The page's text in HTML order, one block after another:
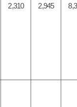
2,310 2,945